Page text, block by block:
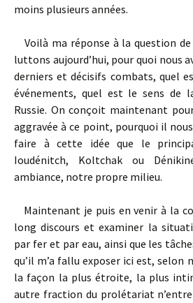
moins plusieurs années.
Voilà ma réponse à la question
luttons aujourd’hui, pour quoi nous
derniers et décisifs combats, quel
événements, quel est le sens de
Russie. On conçoit maintenant
aggravée à ce point, pourquoi il
faire à cette idée que le
Ioudénitch, Koltchak ou
ambiance, notre propre milieu.
Maintenant je puis en venir à la
long discours et examiner la
par fer et par eau, ainsi que les
qu’il m’a fallu exposer ici est, selon
la façon la plus étroite, la plus
autre fraction du prolétariat